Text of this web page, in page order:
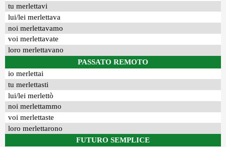
tu merlettavi
lui/lei merlettava
noi merlettavamo
voi merlettavate
loro merlettavano
PASSATO REMOTO
io merlettai
tu merlettasti
lui/lei merlettò
noi merlettammo
voi merlettaste
loro merlettarono
FUTURO SEMPLICE